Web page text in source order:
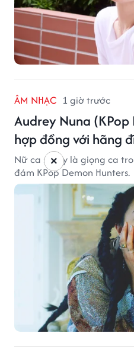
ÂM NHẠC 1 giờ trước
Audrey Nuna
hợp đồng với hãng
Nữ ca sĩ này là giọng ca
đám KPop Demon Hunters.
×